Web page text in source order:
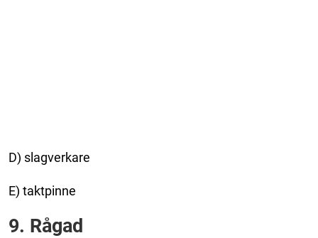
D) slagverkare
E) taktpinne
9. Rågad